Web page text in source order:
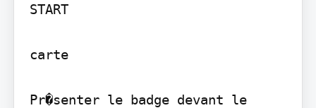
START
carte
Pr�senter le badge devant le